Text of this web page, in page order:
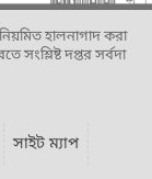
হালনাগাদ করা
সংশ্লিষ্ট দপ্তর সর্বদা
সাইট ম্যাপ